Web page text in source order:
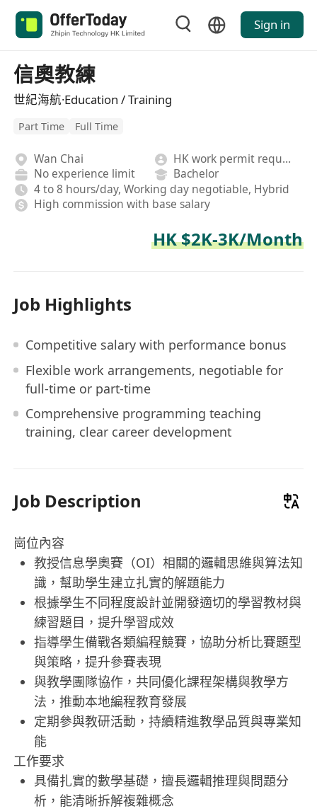
Sign in
信奧教練
世紀海航·Education / Training
Part Time Full Time
Wan Chai
HK work permit required
No experience limit
Bachelor
4 to 8 hours/day, Working day negotiable, Hybrid
High commission with base salary
HK $2K-3K/Month
Job Highlights
Competitive salary with performance bonus
Flexible work arrangements, negotiable for
full-time or part-time
Comprehensive programming teaching
training, clear career development
Job Description
崗位內容
教授信息學奧賽（OI）相關的邏輯思維與算法知
識，幫助學生建立扎實的解題能力
根據學生不同程度設計並開發適切的學習教材與
練習題目，提升學習成效
指導學生備戰各類編程競賽，協助分析比賽題型
與策略，提升參賽表現
與教學團隊協作，共同優化課程架構與教學方
法，推動本地編程教育發展
定期參與教研活動，持續精進教學品質與專業知
能
工作要求
具備扎實的數學基礎，擅長邏輯推理與問題分
析，能清晰拆解複雜概念